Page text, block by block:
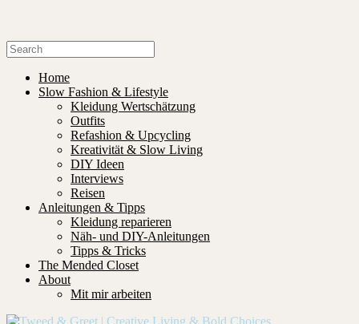
Home
Slow Fashion & Lifestyle
Kleidung Wertschätzung
Outfits
Refashion & Upcycling
Kreativität & Slow Living
DIY Ideen
Interviews
Reisen
Anleitungen & Tipps
Kleidung reparieren
Näh- und DIY-Anleitungen
Tipps & Tricks
The Mended Closet
About
Mit mir arbeiten